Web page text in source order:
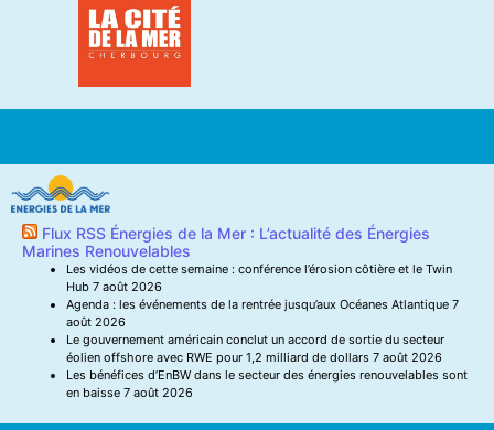
Flux RSS Énergies de la Mer : L’actualité des Énergies
Marines Renouvelables
Les vidéos de cette semaine : conférence l’érosion côtière et le Twin
Hub 7 août 2026
Agenda : les événements de la rentrée jusqu’aux Océanes Atlantique 7
août 2026
Le gouvernement américain conclut un accord de sortie du secteur
éolien offshore avec RWE pour 1,2 milliard de dollars 7 août 2026
Les bénéfices d’EnBW dans le secteur des énergies renouvelables sont
en baisse 7 août 2026